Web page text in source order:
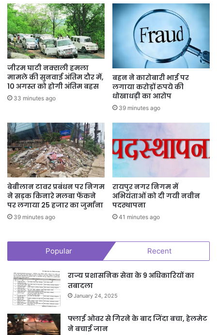
जीरम घाटी नक्सली हमला
मामले की सुनवाई अंतिम दौर में,
10 अगस्त को होगी अंतिम बहस
33 minutes ago
बहन ने कारोबारी भाई पर
लगाया करोड़ों रुपये की
धोखाधड़ी का आरोप
39 minutes ago
बेबीलान टावर प्रबंधन पर निगम
ने सड़क किनारे मलबा फेंकने
पर लगाया 25 हजार का जुर्माना
39 minutes ago
रायपुर नगर निगम में
अभियंताओं को दी गयी नवीन
पदस्थापना
41 minutes ago
Popular Recent
राज्य प्रशासनिक सेवा के 9 अधिकारियों का
तबादला
January 24, 2025
फ्लाई ओवर से गिरने के बाद जिंदा बचा, हेलमेट
ने बचाई जान